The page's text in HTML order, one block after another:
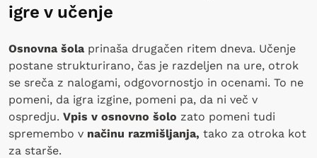
igre v učenje
Osnovna šola prinaša drugačen ritem dneva. Učenje
postane strukturirano, čas je razdeljen na ure, otrok
se sreča z nalogami, odgovornostjo in ocenami. To ne
pomeni, da igra izgine, pomeni pa, da ni več v
ospredju. Vpis v osnovno šolo zato pomeni tudi
spremembo v načinu razmišljanja, tako za otroka kot
za starše.